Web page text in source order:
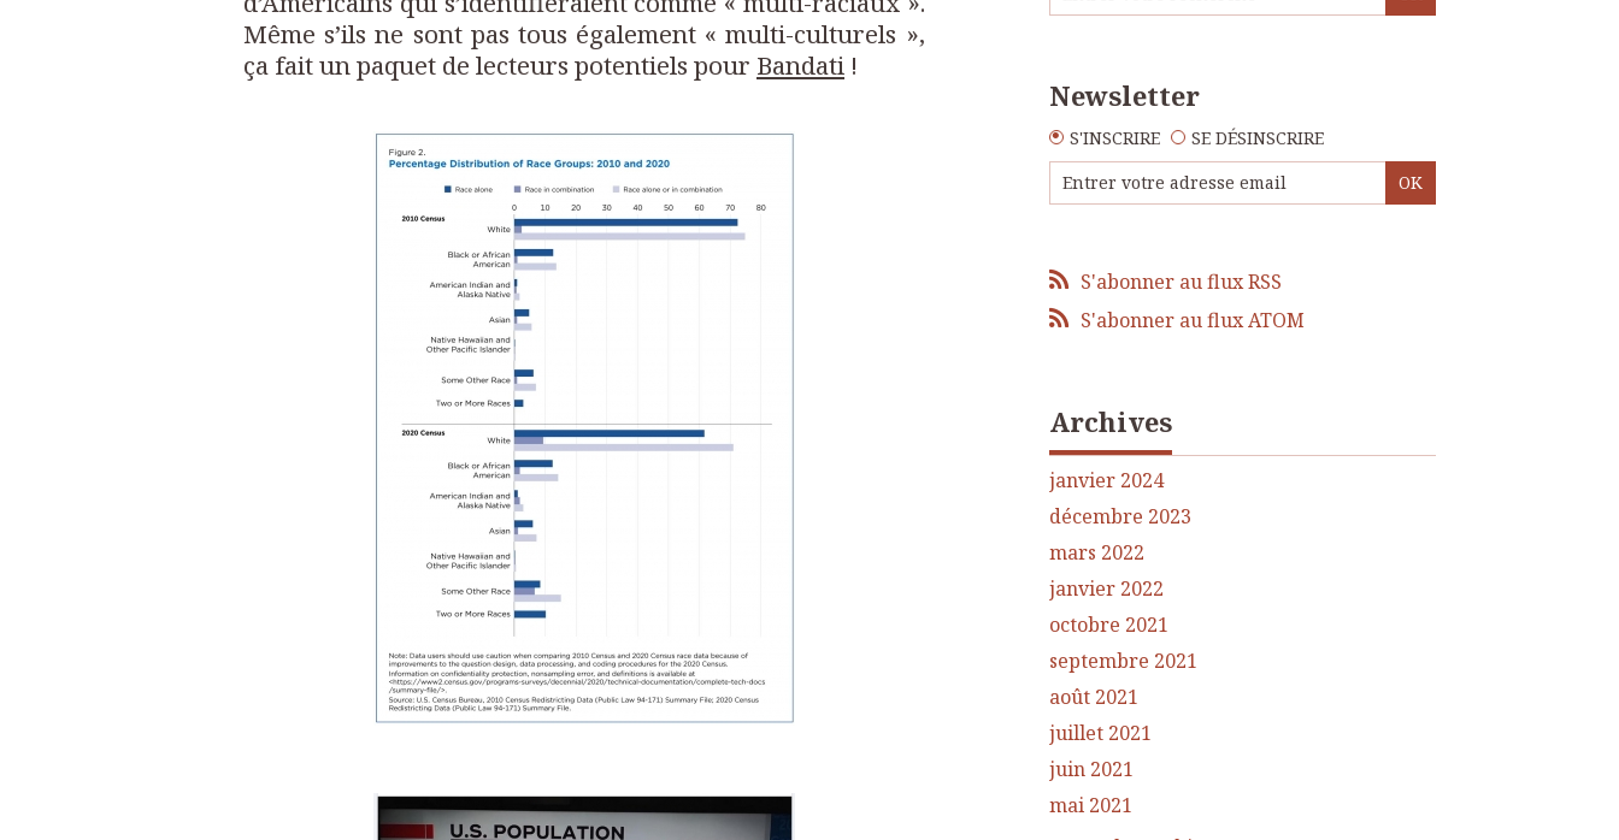
Même s’ils ne sont pas tous également « multi-culturels »,
ça fait un paquet de lecteurs potentiels pour Bandati !
Newsletter
S'INSCRIRE SE DÉSINSCRIRE
S'abonner au flux RSS
S'abonner au flux ATOM
Archives
janvier 2024
décembre 2023
mars 2022
janvier 2022
octobre 2021
septembre 2021
août 2021
juillet 2021
juin 2021
mai 2021